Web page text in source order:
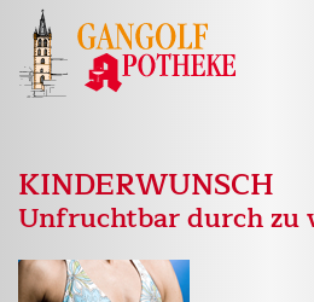
KINDERWUNSCH
Unfruchtbar durch zu